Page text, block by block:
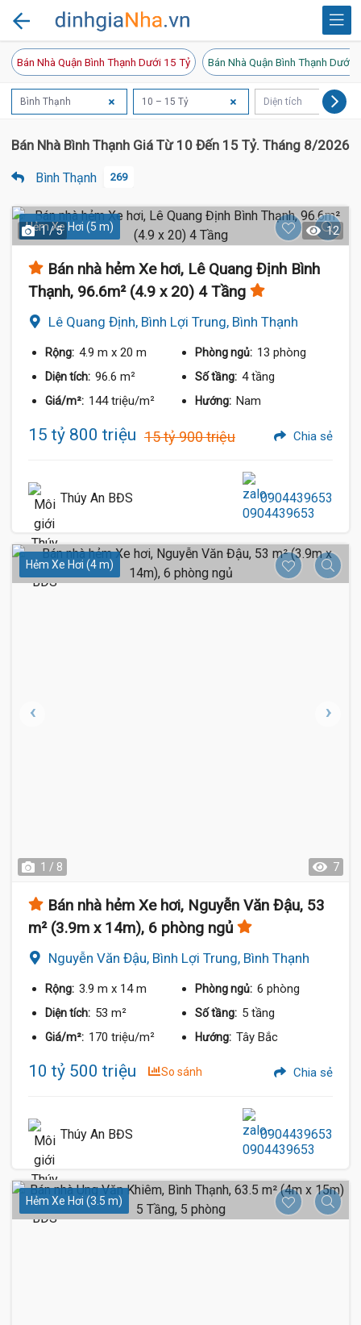
Bán Nhà Quận Bình Thạnh Dưới 15 Tỷ Bán Nhà Quận Bình Thạnh Dưới
Bình Thạnh 10 – 15 Tỷ Diện tích
Bán Nhà Bình Thạnh Giá Từ 10 Đến 15 Tỷ. Tháng 8/2026.
Bình Thạnh 269
Hẻm Xe Hơi (5 m)
1 / 5 12
Bán nhà hẻm Xe hơi, Lê Quang Định Bình
Thạnh, 96.6m² (4.9 x 20) 4 Tầng
Lê Quang Định, Bình Lợi Trung, Bình Thạnh
Rộng: 4.9 m x 20 m Phòng ngủ: 13 phòng
Diện tích: 96.6 m² Số tầng: 4 tầng
Giá/m²: 144 triệu/m² Hướng: Nam
15 tỷ 800 triệu 15 tỷ 900 triệu Chia sẻ
Thúy An BĐS 0904439653
Hẻm Xe Hơi (4 m)
1 / 8 7
Bán nhà hẻm Xe hơi, Nguyễn Văn Đậu, 53
m² (3.9m x 14m), 6 phòng ngủ
Nguyễn Văn Đậu, Bình Lợi Trung, Bình Thạnh
Rộng: 3.9 m x 14 m Phòng ngủ: 6 phòng
Diện tích: 53 m² Số tầng: 5 tầng
Giá/m²: 170 triệu/m² Hướng: Tây Bắc
10 tỷ 500 triệu So sánh Chia sẻ
Thúy An BĐS 0904439653
Hẻm Xe Hơi (3.5 m)